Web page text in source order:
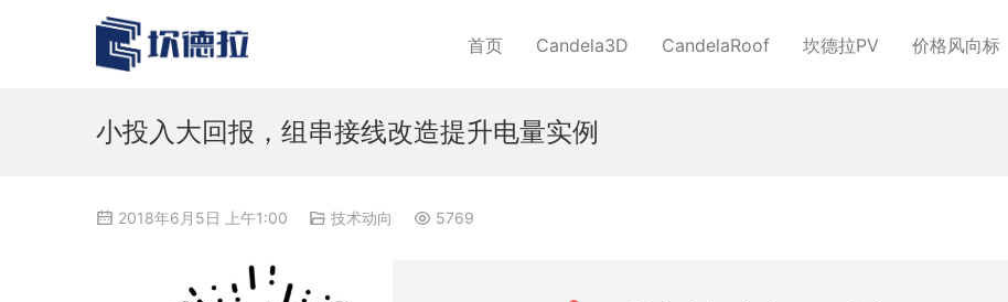
首页 Candela3D CandelaRoof 坎德拉PV 价格风向标
小投入大回报，组串接线改造提升电量实例
2018年6月5日 上午1:00 技术动向 5769